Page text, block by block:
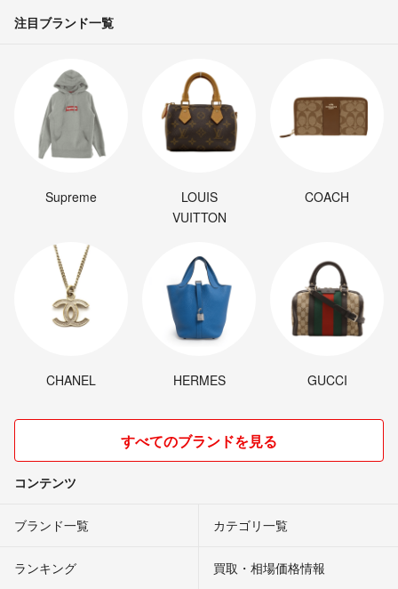
注目ブランド一覧
Supreme
LOUIS
VUITTON
COACH
CHANEL HERMES GUCCI
すべてのブランドを見る
コンテンツ
ブランド一覧 カテゴリ一覧
ランキング 買取・相場価格情報